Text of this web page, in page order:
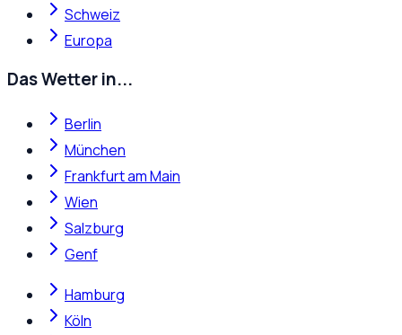
Schweiz
Europa
Das Wetter in...
Berlin
München
Frankfurt am Main
Wien
Salzburg
Genf
Hamburg
Köln